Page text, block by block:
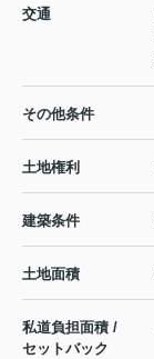
交通
その他条件
土地権利
建築条件
土地面積
私道負担面積 /
セットバック